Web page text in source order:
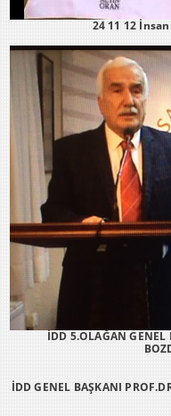
24 11 12
İDD 5.OLAĞAN GENEL
İDD GENEL BAŞKANI